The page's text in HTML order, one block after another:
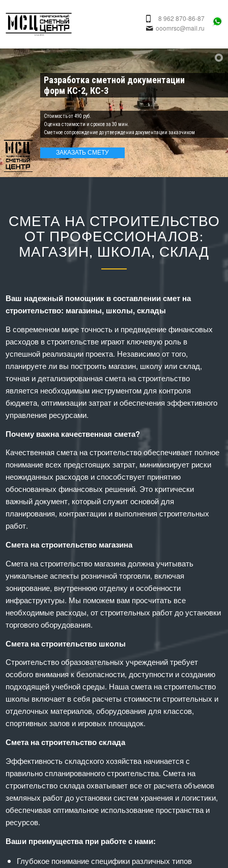
8 962 870-86-87
ooomrsc@mail.ru
Cтоимость от 490 руб.
Оценка стоимости и сроков за 30 мин.
Сметное сопровождение до утверждения документации заказчиком
Разработка сметной документации
форм КС-2, КС-3
ЗАКАЗАТЬ СМЕТУ
СМЕТА НА СТРОИТЕЛЬСТВО
ОТ ПРОФЕССИОНАЛОВ:
МАГАЗИН, ШКОЛА, СКЛАД
Ваш надежный помощник в составлении смет на
строительство: магазины, школы, склады
В современном мире точность и предвидение финансовых
расходов в строительстве играют ключевую роль в
успешной реализации проекта. Независимо от того,
планируете ли вы построить магазин, школу или склад,
точная и детализированная смета на строительство
является необходимым инструментом для контроля
бюджета, оптимизации затрат и обеспечения эффективного
управления ресурсами.
Почему важна качественная смета?
Качественная смета на строительство обеспечивает полное
понимание всех предстоящих затрат, минимизирует риски
неожиданных расходов и способствует принятию
обоснованных финансовых решений. Это критически
важный документ, который служит основой для
планирования, контрактации и выполнения строительных
работ.
Смета на строительство магазина
Смета на строительство магазина должна учитывать
уникальные аспекты розничной торговли, включая
зонирование, внутреннюю отделку и особенности
инфраструктуры. Мы поможем вам просчитать все
необходимые расходы, от строительных работ до установки
торгового оборудования.
Смета на строительство школы
Строительство образовательных учреждений требует
особого внимания к безопасности, доступности и созданию
подходящей учебной среды. Наша смета на строительство
школы включает в себя расчеты стоимости строительных и
отделочных материалов, оборудования для классов,
спортивных залов и игровых площадок.
Смета на строительство склада
Эффективность складского хозяйства начинается с
правильно спланированного строительства. Смета на
строительство склада охватывает все от расчета объемов
земляных работ до установки систем хранения и логистики,
обеспечивая оптимальное использование пространства и
ресурсов.
Ваши преимущества при работе с нами:
Глубокое понимание специфики различных типов